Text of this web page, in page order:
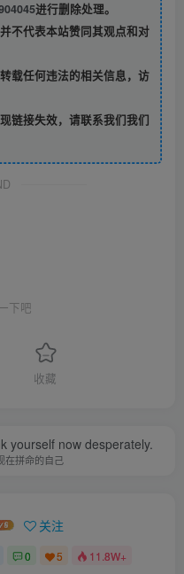
进行删除处理。
不代表本站赞同其观点和对
载任何违法的相关信息，访
链接失效，请联系我们我们
下吧
收藏
yourself now desperately.
在拼命的自己
关注
0 5 11.8W+